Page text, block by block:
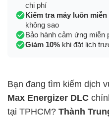
chi phí
Kiểm tra máy luôn miễn
không sao
Bảo hành cảm ứng miễn
Giảm 10% khi đặt lịch
Bạn đang tìm kiếm dịch
Max Energizer DLC
tại TPHCM? Thành